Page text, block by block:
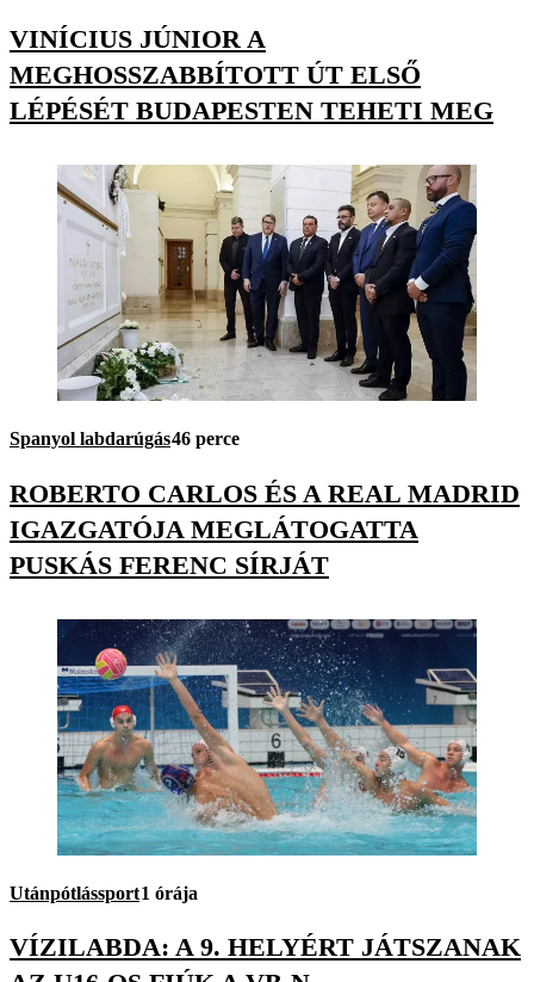
VINÍCIUS JÚNIOR A
MEGHOSSZABBÍTOTT ÚT ELSŐ
LÉPÉSÉT BUDAPESTEN TEHETI MEG
Spanyol labdarúgás46 perce
ROBERTO CARLOS ÉS A REAL MADRID
IGAZGATÓJA MEGLÁTOGATTA
PUSKÁS FERENC SÍRJÁT
Utánpótlássport1 órája
VÍZILABDA: A 9. HELYÉRT JÁTSZANAK